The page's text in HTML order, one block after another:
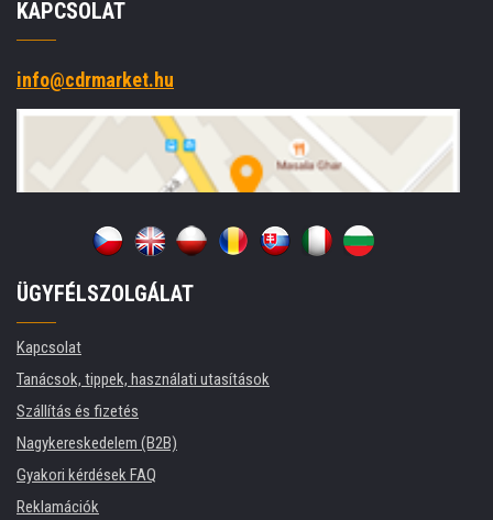
KAPCSOLAT
info@cdrmarket.hu
ÜGYFÉLSZOLGÁLAT
Kapcsolat
Tanácsok, tippek, használati utasítások
Szállítás és fizetés
Nagykereskedelem (B2B)
Gyakori kérdések FAQ
Reklamációk